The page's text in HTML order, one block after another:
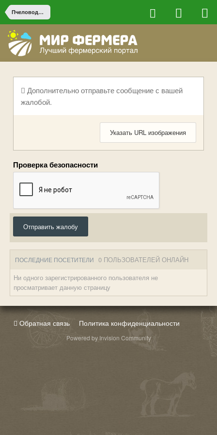
Пчеловодство
Дополнительно отправьте сообщение с вашей
жалобой.
Указать URL изображения
Проверка безопасности
Отправить жалобу
ПОСЛЕДНИЕ ПОСЕТИТЕЛИ 0 ПОЛЬЗОВАТЕЛЕЙ ОНЛАЙН
Ни одного зарегистрированного пользователя не
просматривает данную страницу
Обратная связь Политика конфиденциальности
Powered by Invision Community